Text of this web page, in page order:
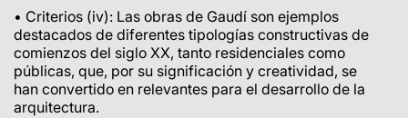
• Criterios (iv): Las obras de Gaudí son ejemplos
destacados de diferentes tipologías constructivas de
comienzos del siglo XX, tanto residenciales como
públicas, que, por su significación y creatividad, se
han convertido en relevantes para el desarrollo de la
arquitectura.